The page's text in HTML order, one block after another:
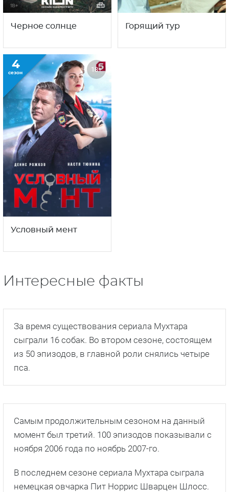
Условный мент
Интересные факты
За время существования сериала Мухтара
сыграли 16 собак. Во втором сезоне, состоящем
из 50 эпизодов, в главной роли снялись четыре
Самым продолжительным сезоном на данный
момент был третий. 100 эпизодов показывали с
В последнем сезоне сериала Мухтара сыграла
немецкая овчарка Пит Норрис Шварцен Шлосс.
По условиям контракта, он мог сниматься не
более 6 часов в день, а на обед ему полагалась
говядина или отварная курица.
В кино Пит Норрис Шварцен Шлосс попал,
благодаря тренеру Тимуру Виссорионову,
Виссарионов параллельно работал на
киностудии и однажды, когда режиссеру никак